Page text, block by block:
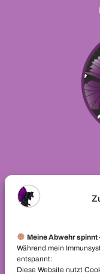
Meine Abwehr spinnt
Während mein
entspannt:
Diese Website nutzt